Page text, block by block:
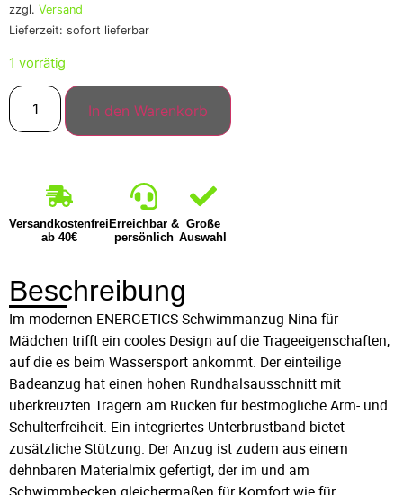
zzgl. Versand
Lieferzeit: sofort lieferbar
1 vorrätig
In den Warenkorb
Versandkostenfrei
ab 40€
Erreichbar &
persönlich
Große
Auswahl
Beschreibung
Im modernen ENERGETICS Schwimmanzug Nina für
Mädchen trifft ein cooles Design auf die Trageeigenschaften,
auf die es beim Wassersport ankommt. Der einteilige
Badeanzug hat einen hohen Rundhalsausschnitt mit
überkreuzten Trägern am Rücken für bestmögliche Arm- und
Schulterfreiheit. Ein integriertes Unterbrustband bietet
zusätzliche Stützung. Der Anzug ist zudem aus einem
dehnbaren Materialmix gefertigt, der im und am